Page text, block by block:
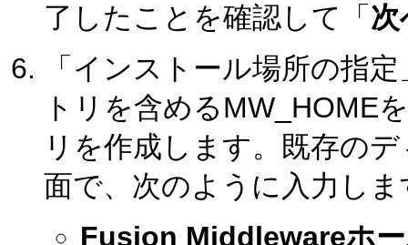
了したことを確認して「 次
「インストール場所の指
トリを含めるMW_HOME
リを作成します。既存の
面で、次のように入力しま
Fusion Middlewareホ